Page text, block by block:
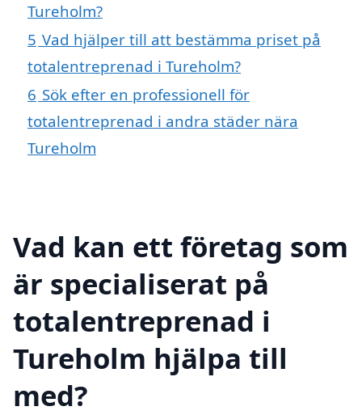
Tureholm?
5 Vad hjälper till att bestämma priset på
totalentreprenad i Tureholm?
6 Sök efter en professionell för
totalentreprenad i andra städer nära
Tureholm
Vad kan ett företag som
är specialiserat på
totalentreprenad i
Tureholm hjälpa till
med?